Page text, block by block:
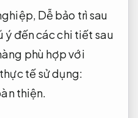
Dễ bảo trì sau
ý đến các chi tiết sau
phù hợp với
tế sử dụng:
thiện.